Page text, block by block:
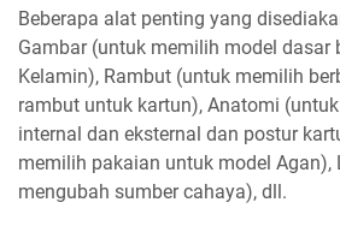
Beberapa alat penting yang
Gambar (untuk memilih model dasar
Kelamin), Rambut (untuk memilih
rambut untuk kartun), Anatomi
internal dan eksternal dan postur
memilih pakaian untuk model Agan),
mengubah sumber cahaya), dll.